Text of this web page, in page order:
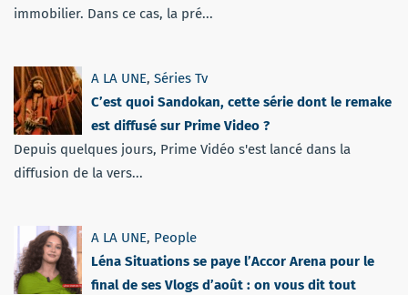
immobilier. Dans ce cas, la pré...
A LA UNE, Séries Tv
C’est quoi Sandokan, cette série dont le remake
est diffusé sur Prime Video ?
Depuis quelques jours, Prime Vidéo s'est lancé dans la
diffusion de la vers...
A LA UNE, People
Léna Situations se paye l’Accor Arena pour le
final de ses Vlogs d’août : on vous dit tout